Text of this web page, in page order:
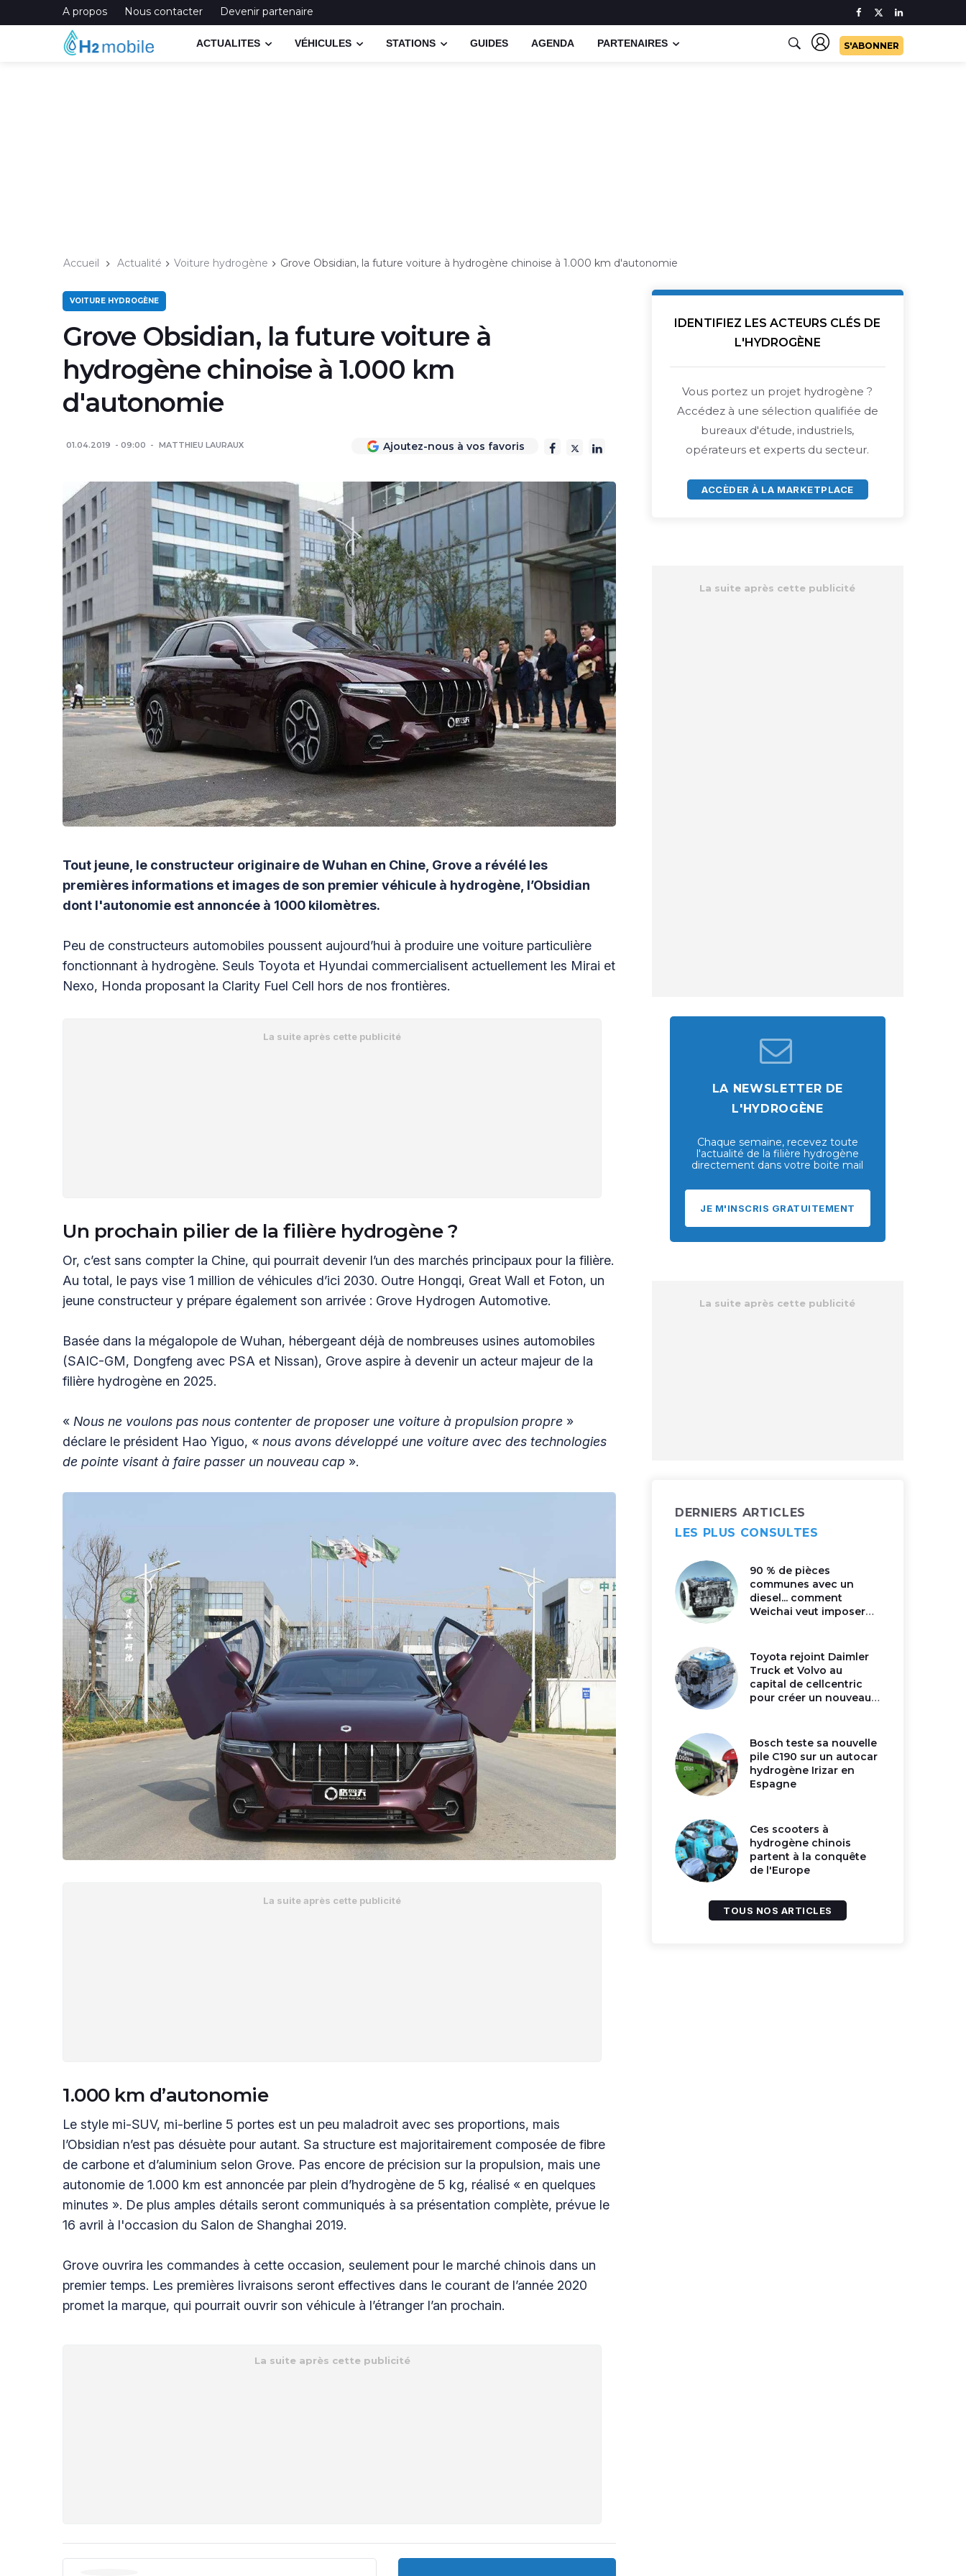
A propos Nous contacter Devenir partenaire
ACTUALITES VÉHICULES STATIONS GUIDES AGENDA PARTENAIRES S'ABONNER
Accueil Actualité Voiture hydrogène Grove Obsidian, la future voiture à hydrogène chinoise à 1.000 km d'autonomie
VOITURE HYDROGÈNE
Grove Obsidian, la future voiture à
hydrogène chinoise à 1.000 km
d'autonomie
01.04.2019 09:00 MATTHIEU LAURAUX Ajoutez-nous à vos favoris
Tout jeune, le constructeur originaire de Wuhan en Chine, Grove a révélé les
premières informations et images de son premier véhicule à hydrogène, l’Obsidian
dont l'autonomie est annoncée à 1000 kilomètres.
Peu de constructeurs automobiles poussent aujourd’hui à produire une voiture particulière
fonctionnant à hydrogène. Seuls Toyota et Hyundai commercialisent actuellement les Mirai et
Nexo, Honda proposant la Clarity Fuel Cell hors de nos frontières.
Un prochain pilier de la filière hydrogène ?
Or, c’est sans compter la Chine, qui pourrait devenir l’un des marchés principaux pour la filière.
Au total, le pays vise 1 million de véhicules d’ici 2030. Outre Hongqi, Great Wall et Foton, un
jeune constructeur y prépare également son arrivée : Grove Hydrogen Automotive.
Basée dans la mégalopole de Wuhan, hébergeant déjà de nombreuses usines automobiles
(SAIC-GM, Dongfeng avec PSA et Nissan), Grove aspire à devenir un acteur majeur de la
filière hydrogène en 2025.
« Nous ne voulons pas nous contenter de proposer une voiture à propulsion propre »
déclare le président Hao Yiguo, « nous avons développé une voiture avec des technologies
de pointe visant à faire passer un nouveau cap ».
1.000 km d’autonomie
Le style mi-SUV, mi-berline 5 portes est un peu maladroit avec ses proportions, mais
l’Obsidian n’est pas désuète pour autant. Sa structure est majoritairement composée de fibre
de carbone et d’aluminium selon Grove. Pas encore de précision sur la propulsion, mais une
autonomie de 1.000 km est annoncée par plein d’hydrogène de 5 kg, réalisé « en quelques
minutes ». De plus amples détails seront communiqués à sa présentation complète, prévue le
16 avril à l'occasion du Salon de Shanghai 2019.
Grove ouvrira les commandes à cette occasion, seulement pour le marché chinois dans un
premier temps. Les premières livraisons seront effectives dans le courant de l’année 2020
promet la marque, qui pourrait ouvrir son véhicule à l’étranger l’an prochain.
IDENTIFIEZ LES ACTEURS CLÉS DE
L'HYDROGÈNE
Vous portez un projet hydrogène ?
Accédez à une sélection qualifiée de
bureaux d'étude, industriels,
opérateurs et experts du secteur.
ACCÈDER À LA MARKETPLACE
LA NEWSLETTER DE
L'HYDROGÈNE
Chaque semaine, recevez toute
l'actualité de la filière hydrogène
directement dans votre boite mail
JE M'INSCRIS GRATUITEMENT
DERNIERS ARTICLES
LES PLUS CONSULTES
90 % de pièces
communes avec un
diesel... comment
Weichai veut imposer
Toyota rejoint Daimler
Truck et Volvo au
capital de cellcentric
pour créer un nouveau
Bosch teste sa nouvelle
pile C190 sur un autocar
hydrogène Irizar en
Espagne
Ces scooters à
hydrogène chinois
partent à la conquête
de l'Europe
TOUS NOS ARTICLES